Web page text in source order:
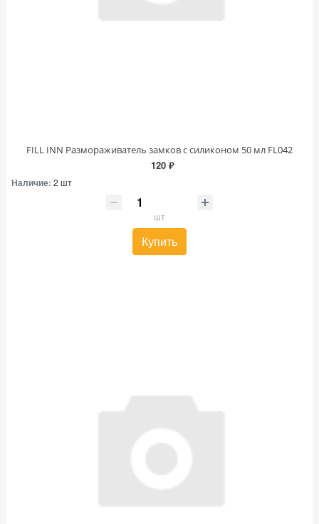
FILL INN Размораживатель замков с силиконом 50 мл FL042
120 ₽
Наличие: 2 шт
шт
Купить